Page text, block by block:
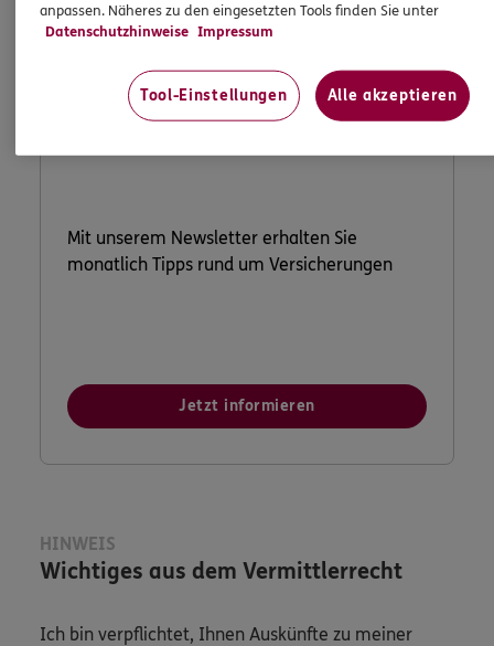
ERGO Newsletter
Mit unserem Newsletter erhalten Sie
monatlich Tipps rund um Versicherungen
Jetzt informieren
HINWEIS
Wichtiges aus dem Vermittlerrecht
Ich bin verpflichtet, Ihnen Auskünfte zu meiner
anpassen. Näheres zu den eingesetzten Tools finden Sie unter
Datenschutzhinweise Impressum
Tool-Einstellungen Alle akzeptieren